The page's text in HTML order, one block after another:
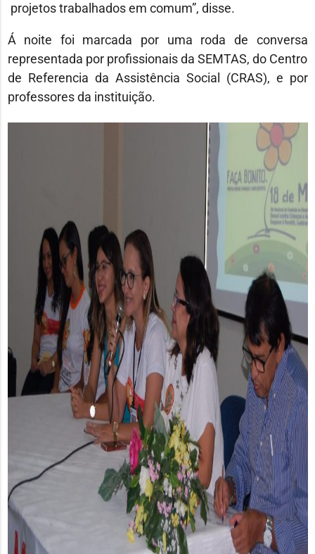
projetos trabalhados em comum”, disse.
Á noite foi marcada por uma roda de conversa
representada por profissionais da SEMTAS, do Centro
de Referencia da Assistência Social (CRAS), e por
professores da instituição.